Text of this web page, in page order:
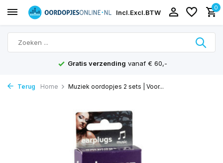
Incl.Excl.BTW
0
Gratis verzending vanaf € 60,-
Terug Home Muziek oordopjes 2 sets | Voor...